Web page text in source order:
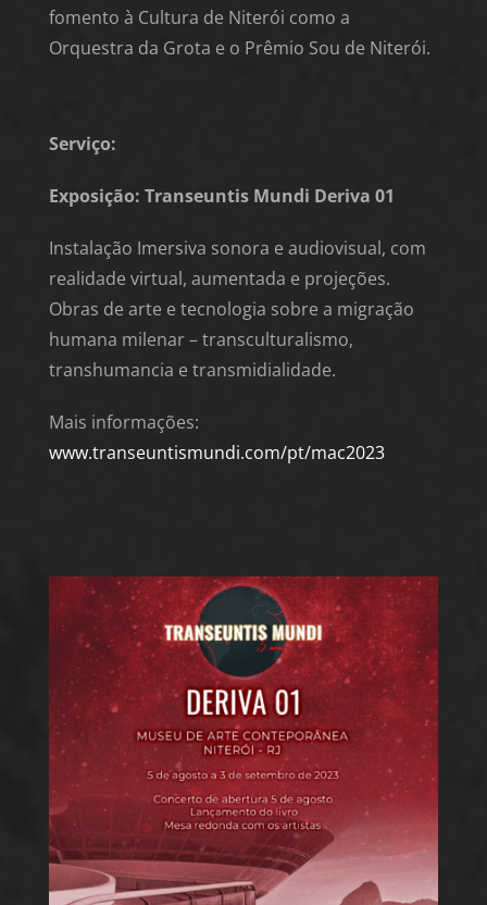
fomento à Cultura de Niterói como a
Orquestra da Grota e o Prêmio Sou de Niterói.
Serviço:
Exposição: Transeuntis Mundi Deriva 01
Instalação Imersiva sonora e audiovisual, com
realidade virtual, aumentada e projeções.
Obras de arte e tecnologia sobre a migração
humana milenar – transculturalismo,
transhumancia e transmidialidade.
Mais informações:
www.transeuntismundi.com/pt/mac2023